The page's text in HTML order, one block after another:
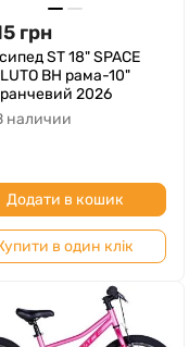
грн
ST 18" SPACE
BH рама-10"
2026
наличии
Додати в кошик
в один клік